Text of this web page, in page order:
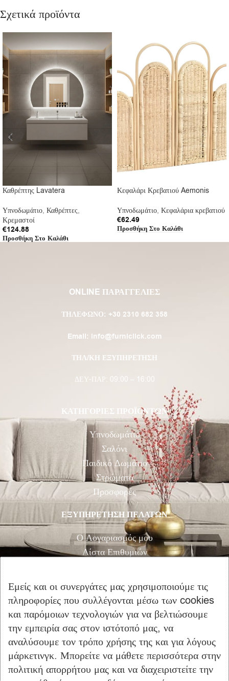
Σχετικά προϊόντα
Καθρέπτης Lavatera
Υπνοδωμάτιο, Καθρέπτες,
Κρεμαστοί
€124.88
Προσθήκη Στο Καλάθι
Κεφαλάρι Κρεβατιού Aemonis
Υπνοδωμάτιο, Κεφαλάρια κρεβατιού
€62.49
Προσθήκη Στο Καλάθι
ONLINE ΠΑΡΑΓΓΕΛΙΕΣ
ΤΗΛΈΦΩΝΟ: +30 2310 682 358
Email: info@furniclick.com
ΤΗΛ/ΚΗ ΕΞΥΠΗΡΕΤΗΣΗ
ΔΕΥ-ΠΑΡ: 09:00 – 16:00
ΚΑΤΗΓΟΡΙΕΣ ΠΡΟΪΟΝΤΩΝ
Υπνοδωμάτιο
Σαλόνι
Παιδικό Δωμάτιο
Στρώματα
Προσφορές
ΕΞΥΠΗΡΕΤΗΣΗ ΠΕΛΑΤΩΝ
Ο Λογαριασμός μου
Λίστα Επιθυμιών
Καλάθι Αγορών
Επικοινωνία
ΠΛΗΡΟΦΟΡΙΕΣ
Όροι Χρήσης
Τρόποι Πληρωμής – Αποστολής
Προσωπικά Δεδομένα
Εμείς και οι συνεργάτες μας χρησιμοποιούμε τις
πληροφορίες που συλλέγονται μέσω των cookies
και παρόμοιων τεχνολογιών για να βελτιώσουμε
την εμπειρία σας στον ιστότοπό μας, να
αναλύσουμε τον τρόπο χρήσης της και για λόγους
μάρκετινγκ. Μπορείτε να μάθετε περισσότερα στην
πολιτική απορρήτου μας και να διαχειριστείτε την